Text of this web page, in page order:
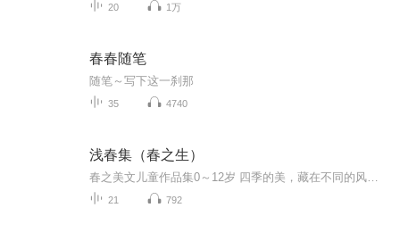
20 1万
春春随笔
随笔～写下这一刹那
35 4740
浅春集（春之生）
21 792